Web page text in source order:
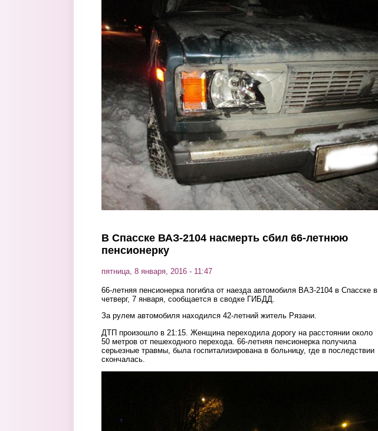
В Спасске ВАЗ-2104 насмерть сбил 66-летнюю
пенсионерку
пятница, 8 января, 2016 - 11:47
66-летняя пенсионерка погибла от наезда автомобиля ВАЗ-2104 в Спасске в
четверг, 7 января, сообщается в сводке ГИБДД.
За рулем автомобиля находился 42-летний житель Рязани.
ДТП произошло в 21:15. Женщина переходила дорогу на расстоянии около
50 метров от пешеходного перехода. 66-летняя пенсионерка получила
серьезные травмы, была госпитализирована в больницу, где в последствии
скончалась.